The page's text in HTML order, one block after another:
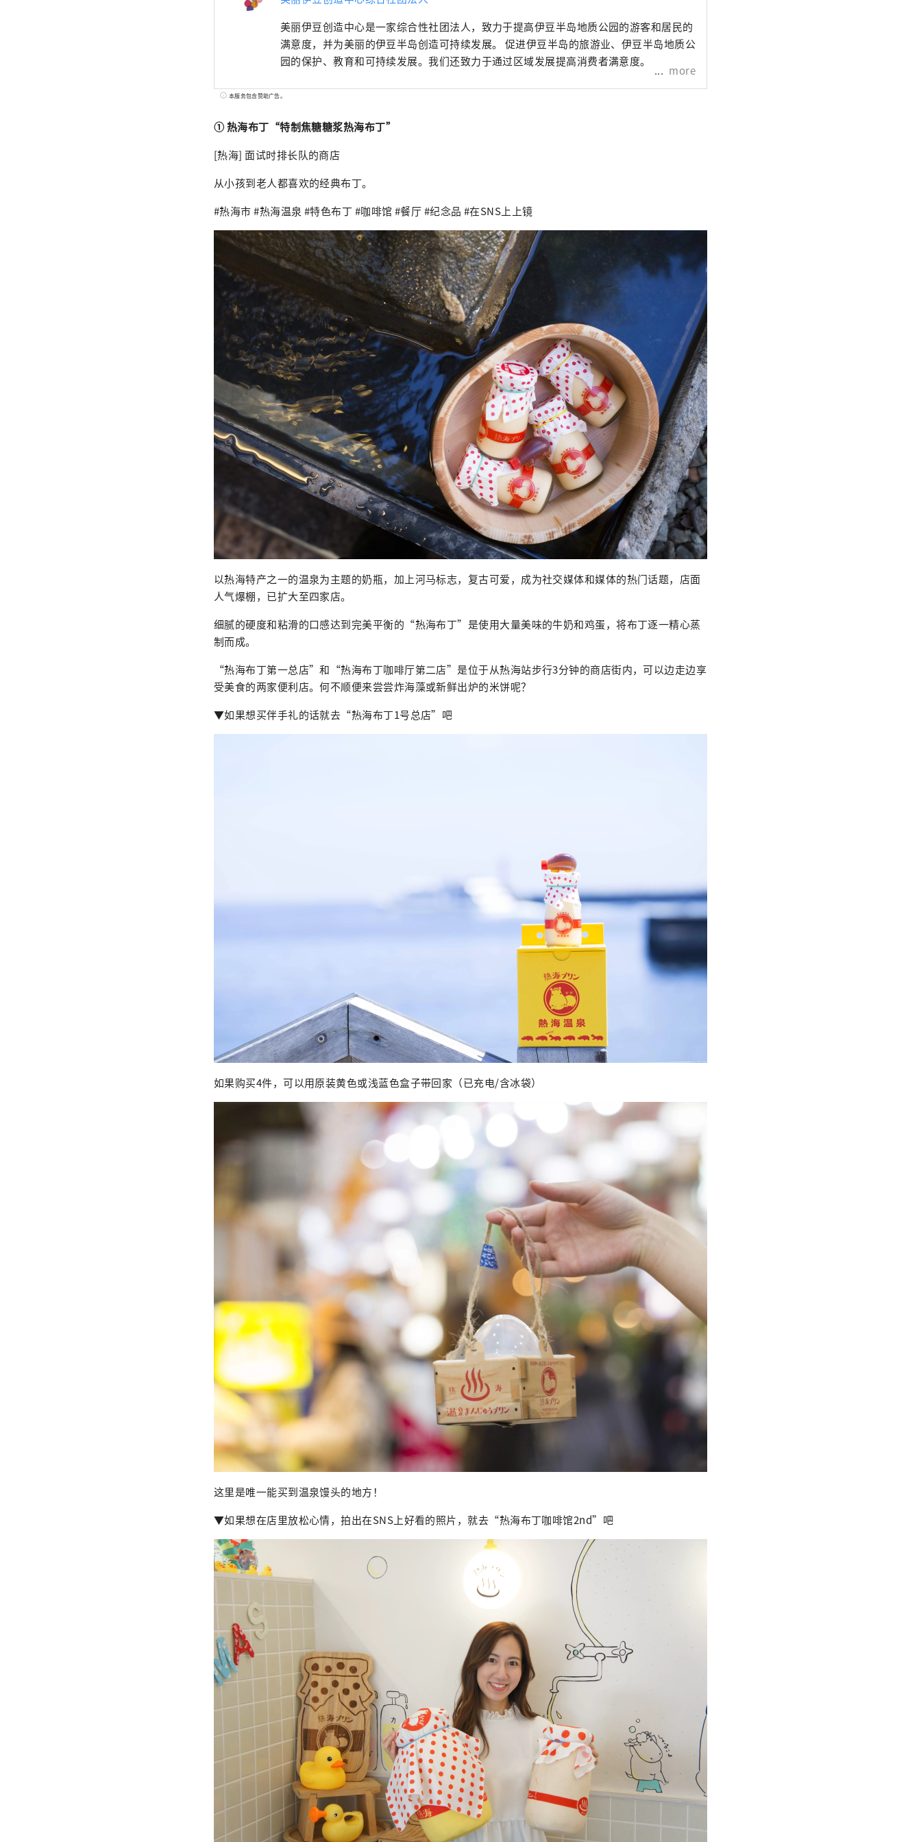
美丽伊豆创造中心是一家综合性社团法人，致力于提高伊豆半岛地质公园的游客和居民的
满意度，并为美丽的伊豆半岛创造可持续发展。 促进伊豆半岛的旅游业、伊豆半岛地质公
园的保护、教育和可持续发展。我们还致力于通过区域发展提高消费者满意度。
more
本服务包含赞助广告。
① 热海布丁“特制焦糖糖浆热海布丁”
[热海] 面试时排长队的商店
从小孩到老人都喜欢的经典布丁。
#热海市 #热海温泉 #特色布丁 #咖啡馆 #餐厅 #纪念品 #在SNS上上镜
以热海特产之一的温泉为主题的奶瓶，加上河马标志，复古可爱，成为社交媒体和媒体的热门话题，店面
人气爆棚，已扩大至四家店。
细腻的硬度和粘滑的口感达到完美平衡的“热海布丁”是使用大量美味的牛奶和鸡蛋，将布丁逐一精心蒸
制而成。
“热海布丁第一总店”和“热海布丁咖啡厅第二店”是位于从热海站步行3分钟的商店街内，可以边走边享
受美食的两家便利店。何不顺便来尝尝炸海藻或新鲜出炉的米饼呢？
▼如果想买伴手礼的话就去“热海布丁1号总店”吧
如果购买4件，可以用原装黄色或浅蓝色盒子带回家（已充电/含冰袋）
这里是唯一能买到温泉馒头的地方！
▼如果想在店里放松心情，拍出在SNS上好看的照片，就去“热海布丁咖啡馆2nd”吧